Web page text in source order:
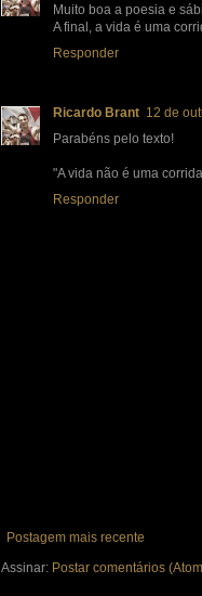
Muito boa a poesia e
A final, a vida é uma
Responder
Ricardo Brant 12 de
Parabéns pelo texto!
"A vida não é uma
Responder
Postagem mais recente
Assinar: Postar comentários